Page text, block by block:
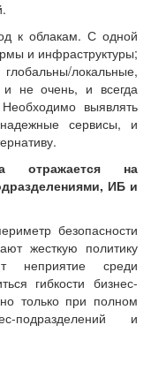
к облакам. С одной
и инфраструктуры;
локальные,
и не очень, и всегда
выявлять
сервисы, и
отражается на
ИБ и
безопасности
жесткую политику
неприятие среди
гибкости бизнес-
только при полном
подразделений и